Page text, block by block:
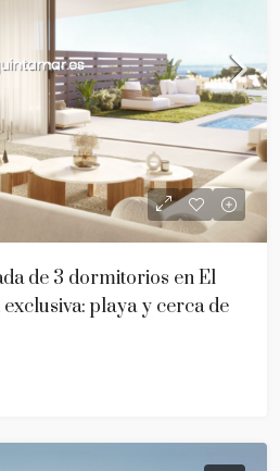
de 3 dormitorios en El
playa y cerca de